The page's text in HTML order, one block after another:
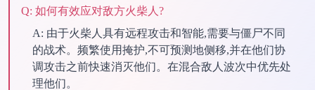
Q: 如何有效应对敌方火柴人?
A: 由于火柴人具有远程攻击和智能,需要与僵尸不同
的战术。频繁使用掩护,不可预测地侧移,并在他们协
调攻击之前快速消灭他们。在混合敌人波次中优先处
理他们。